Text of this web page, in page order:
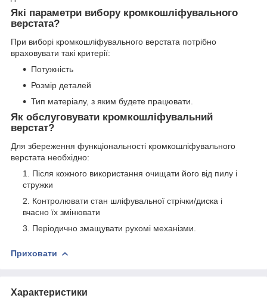
Які параметри вибору кромкошліфувального
верстата?
При виборі кромкошліфувального верстата потрібно
враховувати такі критерії:
Потужність
Розмір деталей
Тип матеріалу, з яким будете працювати.
Як обслуговувати кромкошліфувальний
верстат?
Для збереження функціональності кромкошліфувального
верстата необхідно:
Після кожного використання очищати його від пилу і
стружки
Контролювати стан шліфувальної стрічки/диска і
вчасно їх змінювати
Періодично змащувати рухомі механізми.
Приховати
Характеристики